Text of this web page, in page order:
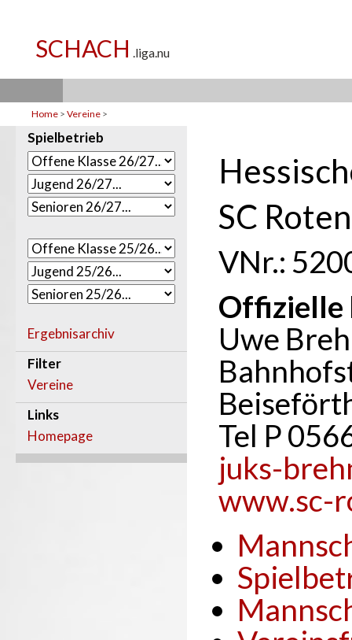
Home > Vereine >
Spielbetrieb
Ergebnisarchiv
Filter
Vereine
Links
Homepage
SC
VNr.:
Offizielle
Uwe
Tel P
juks-
www.sc-